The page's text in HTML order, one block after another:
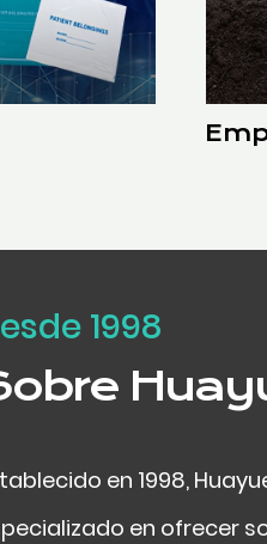
1998
en 1998,
en ofrecer